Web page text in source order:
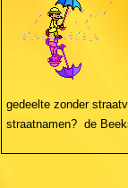
gedeelte zonder
straatnamen?  de